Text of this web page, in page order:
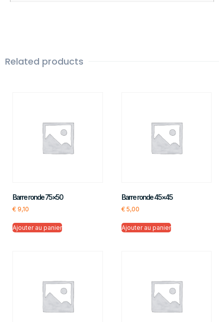
Related products
Barre ronde 75×50
€ 9,10
Ajouter au panier
Barre ronde 45×45
€5,00
Ajouter au panier